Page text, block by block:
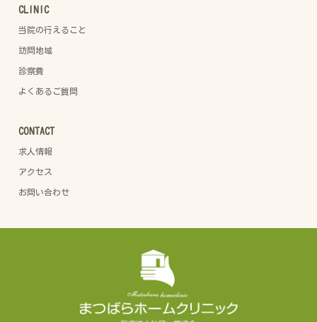
CLINIC
当院の行えること
訪問地域
診察費
よくあるご質問
CONTACT
求人情報
アクセス
お問い合わせ